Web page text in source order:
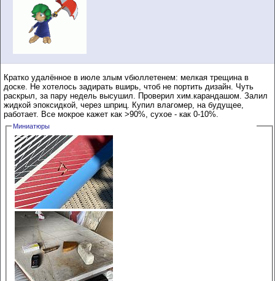
Кратко удалённое в июле злым vбюллетенем: мелкая трещина в
доске. Не хотелось задирать вширь, чтоб не портить дизайн. Чуть
раскрыл, за пару недель высушил. Проверил хим.карандашом. Залил
жидкой эпоксидкой, через шприц. Купил влагомер, на будущее,
работает. Все мокрое кажет как >90%, сухое - как 0-10%.
Миниатюры